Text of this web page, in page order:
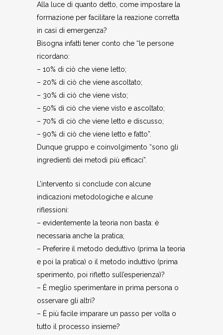
Alla luce di quanto detto, come impostare la
formazione per facilitare la reazione corretta
in casi di emergenza?
Bisogna infatti tener conto che “le persone
ricordano:
– 10% di ciò che viene letto;
– 20% di ciò che viene ascoltato;
– 30% di ciò che viene visto;
– 50% di ciò che viene visto e ascoltato;
– 70% di ciò che viene letto e discusso;
– 90% di ciò che viene letto e fatto”.
Dunque gruppo e coinvolgimento “sono gli
ingredienti dei metodi più efficaci”.
L’intervento si conclude con alcune
indicazioni metodologiche e alcune
riflessioni:
– evidentemente la teoria non basta: è
necessaria anche la pratica;
– Preferire il metodo deduttivo (prima la teoria
e poi la pratica) o il metodo induttivo (prima
sperimento, poi rifletto sull’esperienza)?
– È meglio sperimentare in prima persona o
osservare gli altri?
– È più facile imparare un passo per volta o
tutto il processo insieme?